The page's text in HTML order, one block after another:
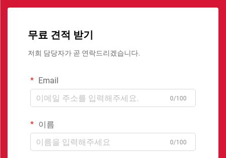
무료 견적 받기
저희 담당자가 곧 연락드리겠습니다.
Email
0/100
이름
0/100